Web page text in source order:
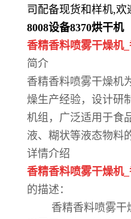
司配备现货和样机,欢
8008设备8370烘干机
香精香料喷雾干燥机
简介
香精香料喷雾干燥机
燥生产经验，设计研
机组，广泛适用于食
液、糊状等液态物料
详情介绍
香精香料喷雾干燥机
的描述：
香精香料喷雾干